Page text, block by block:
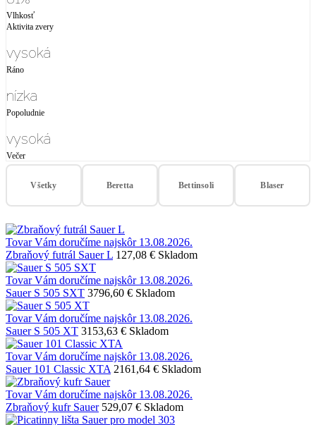
Vlhkosť
Aktivita zvery
vysoká
Ráno
nízka
Popoludnie
vysoká
Večer
Všetky Beretta Bettinsoli Blaser
Tovar Vám doručíme najskôr 13.08.2026.
Zbraňový futrál Sauer L 127,08 € Skladom
Tovar Vám doručíme najskôr 13.08.2026.
Sauer S 505 SXT 3796,60 € Skladom
Tovar Vám doručíme najskôr 13.08.2026.
Sauer S 505 XT 3153,63 € Skladom
Tovar Vám doručíme najskôr 13.08.2026.
Sauer 101 Classic XTA 2161,64 € Skladom
Tovar Vám doručíme najskôr 13.08.2026.
Zbraňový kufr Sauer 529,07 € Skladom